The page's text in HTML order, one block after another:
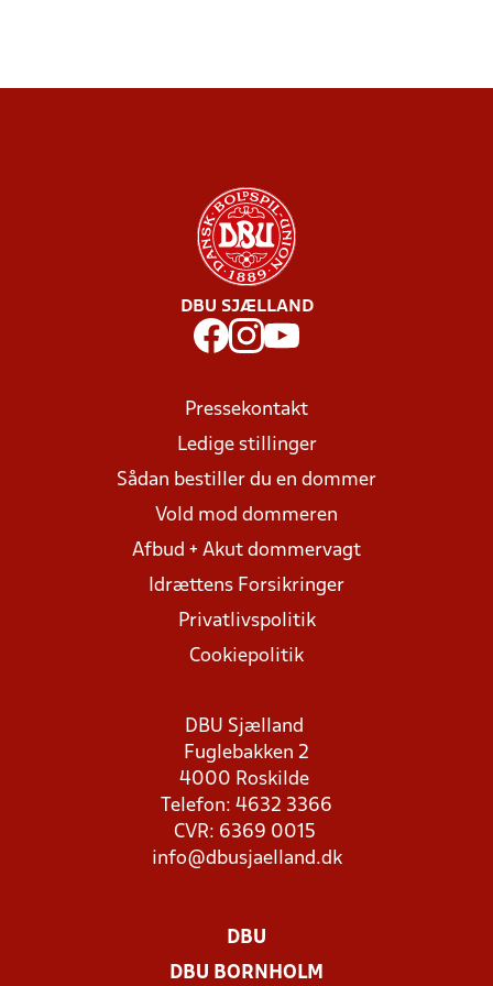
DBU SJÆLLAND
Pressekontakt
Ledige stillinger
Sådan bestiller du en dommer
Vold mod dommeren
Afbud + Akut dommervagt
Idrættens Forsikringer
Privatlivspolitik
Cookiepolitik
DBU Sjælland
Fuglebakken 2
4000 Roskilde
Telefon: 4632 3366
CVR: 6369 0015
info@dbusjaelland.dk
DBU
DBU BORNHOLM